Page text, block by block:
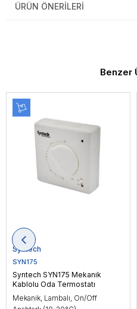
ÜRÜN ÖNERILERI
Benzer
Syntech
SYN175
Syntech SYN175 Mekanik
Kablolu Oda Termostatı
Mekanik, Lambalı, On/Off